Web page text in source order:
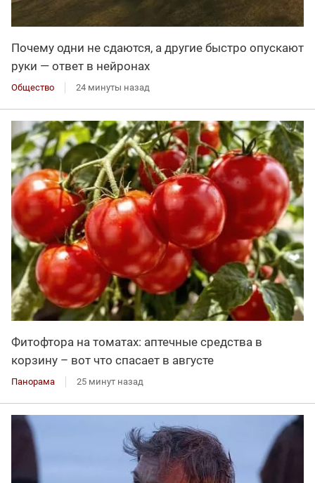
Почему одни не сдаются, а другие быстро опускают
руки — ответ в нейронах
Общество 24 минуты назад
Фитофтора на томатах: аптечные средства в
корзину – вот что спасает в августе
Панорама 25 минут назад